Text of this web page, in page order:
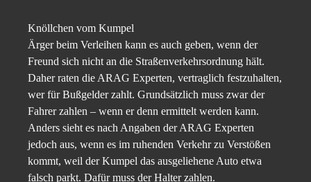
Knöllchen vom Kumpel
Ärger beim Verleihen kann es auch geben, wenn der
Freund sich nicht an die Straßenverkehrsordnung hält.
Daher raten die ARAG Experten, vertraglich festzuhalten,
wer für Bußgelder zahlt. Grundsätzlich muss zwar der
Fahrer zahlen – wenn er denn ermittelt werden kann.
Anders sieht es nach Angaben der ARAG Experten
jedoch aus, wenn es im ruhenden Verkehr zu Verstößen
kommt, weil der Kumpel das ausgeliehene Auto etwa
falsch parkt. Dafür muss der Halter zahlen.